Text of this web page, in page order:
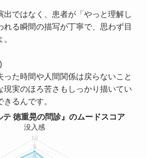
出ではなく、患者が「やっと理解し
れる瞬間の描写が丁寧で、思わず目
った時間や人間関係は戻らないこと
現実のほろ苦さもしっかり描いてい
るんです。
テ 徳重晃の問診』のムードスコア